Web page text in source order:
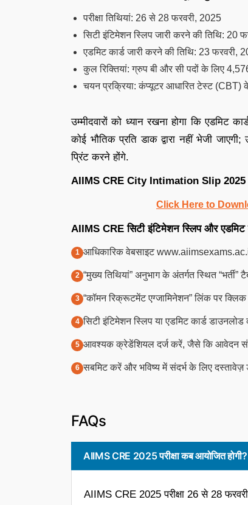
परीक्षा तिथियां: 26 से 28 फरवरी, 2025
सिटी इंटिमेशन स्लिप जारी करने की तिथि: 20
एडमिट कार्ड जारी करने की तिथि: 23 फरवरी,
कुल रिक्तियां: ग्रुप बी और सी पदों के लिए
चयन प्रक्रिया: कंप्यूटर आधारित टेस्ट (CBT)
उम्मीदवारों को ध्यान रखना होगा कि एडमिट
कोई भौतिक प्रति डाक द्वारा नहीं भेजी
प्रिंट करने होंगे.
AIIMS CRE City Intimation Slip
Click Here to
AIIMS CRE सिटी इंटिमेशन स्लिप और
आधिकारिक वेबसाइट
“मुख्य तिथियां” अनुभाग के अंतर्गत स्थित “भर्ती”
“कॉमन रिक्रूटमेंट एग्जामिनेशन” लिंक पर
सिटी इंटिमेशन स्लिप या एडमिट कार्ड
आवश्यक क्रेडेंशियल दर्ज करें, जैसे कि आवेदन
सबमिट करें और भविष्य में संदर्भ के लिए
FAQs
AIIMS CRE 2025 परीक्षा कब आयोजित होगी?
AIIMS CRE 2025 परीक्षा 26 से 28